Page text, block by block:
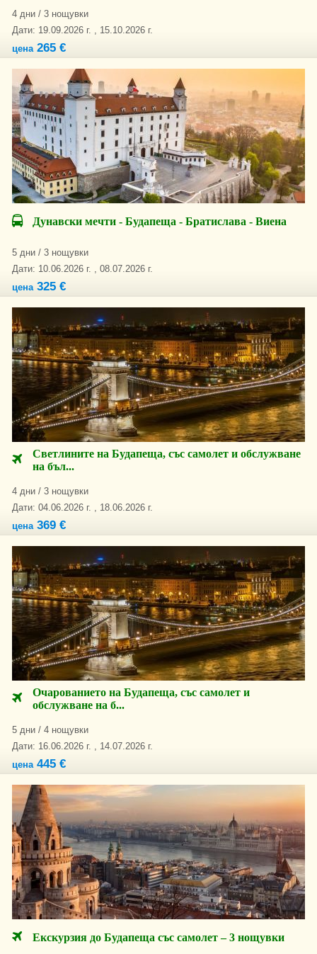
4 дни / 3 нощувки
Дати: 19.09.2026 г. , 15.10.2026 г.
цена265 €
Дунавски мечти - Будапеща - Братислава - Виена
5 дни / 3 нощувки
Дати: 10.06.2026 г. , 08.07.2026 г.
цена325 €
Светлините на Будапеща, със самолет и обслужване
на бъл...
4 дни / 3 нощувки
Дати: 04.06.2026 г. , 18.06.2026 г.
цена369 €
Очарованието на Будапеща, със самолет и
обслужване на б...
5 дни / 4 нощувки
Дати: 16.06.2026 г. , 14.07.2026 г.
цена445 €
Екскурзия до Будапеща със самолет – 3 нощувки